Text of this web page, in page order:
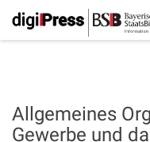
Allgemeines
Gewerbe und